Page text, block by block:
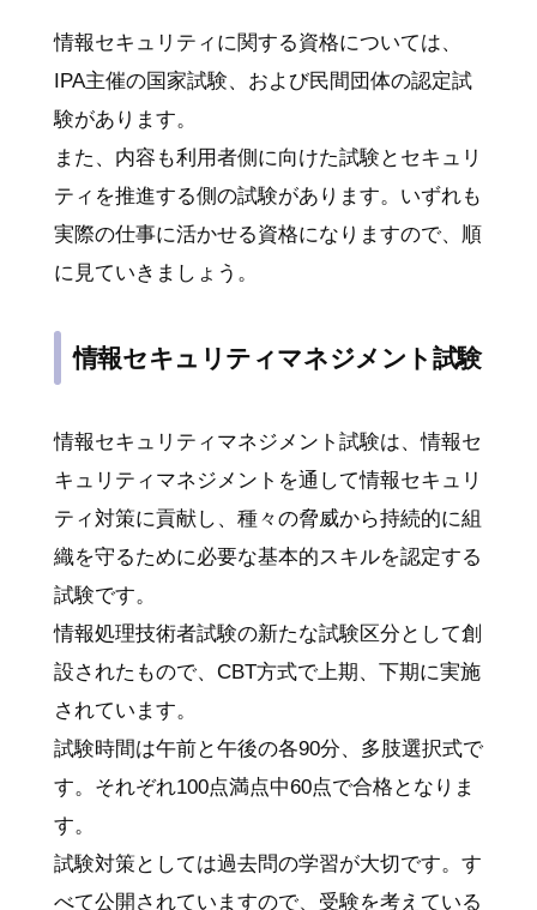
情報セキュリティに関する資格については、
IPA主催の国家試験、および民間団体の認定試
験があります。
また、内容も利用者側に向けた試験とセキュリ
ティを推進する側の試験があります。いずれも
実際の仕事に活かせる資格になりますので、順
に見ていきましょう。
情報セキュリティマネジメント試験
情報セキュリティマネジメント試験は、情報セ
キュリティマネジメントを通して情報セキュリ
ティ対策に貢献し、種々の脅威から持続的に組
織を守るために必要な基本的スキルを認定する
試験です。
情報処理技術者試験の新たな試験区分として創
設されたもので、CBT方式で上期、下期に実施
されています。
試験時間は午前と午後の各90分、多肢選択式で
す。それぞれ100点満点中60点で合格となりま
す。
試験対策としては過去問の学習が大切です。す
べて公開されていますので、受験を考えている